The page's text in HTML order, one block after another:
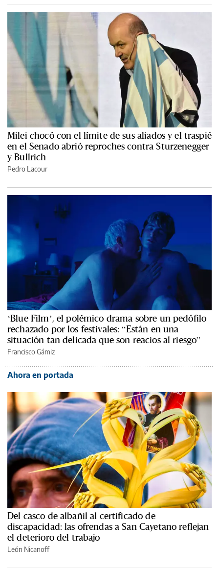
Milei chocó con el límite de sus aliados y el traspié
en el Senado abrió reproches contra Sturzenegger
y Bullrich
Pedro Lacour
‘Blue Film’, el polémico drama sobre un pedófilo
rechazado por los festivales: “Están en una
situación tan delicada que son reacios al riesgo”
Francisco Gámiz
Ahora en portada
Del casco de albañil al certificado de
discapacidad: las ofrendas a San Cayetano reflejan
el deterioro del trabajo
León Nicanoff